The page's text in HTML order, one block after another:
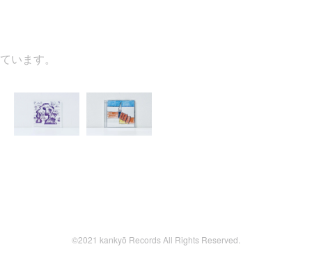
す。
©2021 kankyō Records All Rights Reserved.